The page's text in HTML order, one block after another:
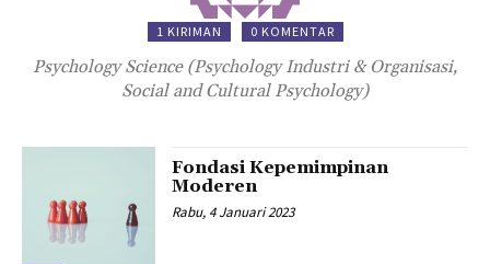
1 KIRIMAN 0 KOMENTAR
Psychology Science (Psychology Industri & Organisasi,
Social and Cultural Psychology)
Fondasi Kepemimpinan
Moderen
Rabu, 4 Januari 2023